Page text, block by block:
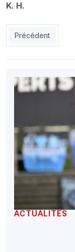
K. H.
Article précédent
Précédent
ACTUALITÉS